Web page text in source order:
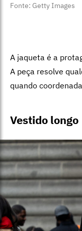
Fonte: Getty Images
A jaqueta é a
A peça resolve
quando
Vestido longo